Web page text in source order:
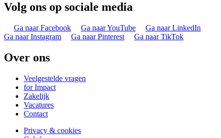
Volg ons op sociale media
Ga naar Facebook Ga naar YouTube
Ga naar LinkedIn
Ga naar Instagram
Ga naar Pinterest Ga naar TikTok
Over ons
Veelgestelde vragen
for Impact
Zakelijk
Vacatures
Contact
Privacy & cookies